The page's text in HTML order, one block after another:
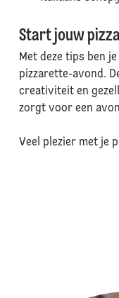
Start jouw
Met deze tips ben
pizzarette-avond.
creativiteit en
zorgt voor een
Veel plezier met je